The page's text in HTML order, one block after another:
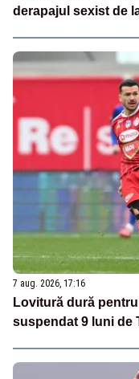
derapajul sexist de
7 aug. 2026, 17:16
Lovitură dură
suspendat 9 luni de